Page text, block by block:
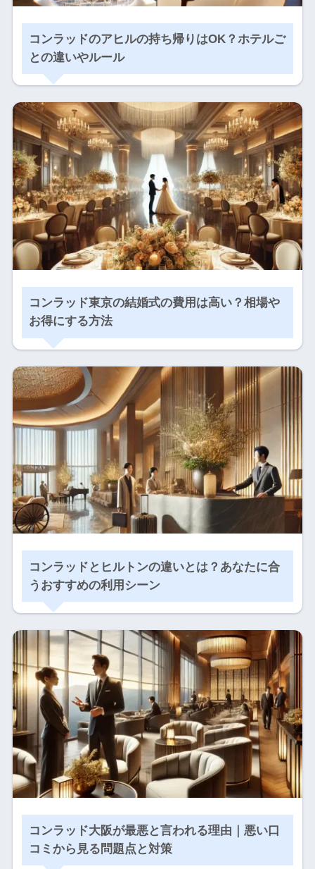
コンラッドのアヒルの持ち帰りはOK？ホテルご
との違いやルール
コンラッド東京の結婚式の費用は高い？相場や
お得にする方法
コンラッドとヒルトンの違いとは？あなたに合
うおすすめの利用シーン
コンラッド大阪が最悪と言われる理由｜悪い口
コミから見る問題点と対策